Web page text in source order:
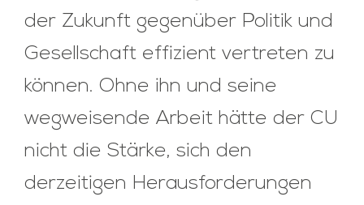
der Zukunft gegenüber Politik und
Gesellschaft effizient vertreten zu
können. Ohne ihn und seine
wegweisende Arbeit hätte der CU
nicht die Stärke, sich den
derzeitigen Herausforderungen